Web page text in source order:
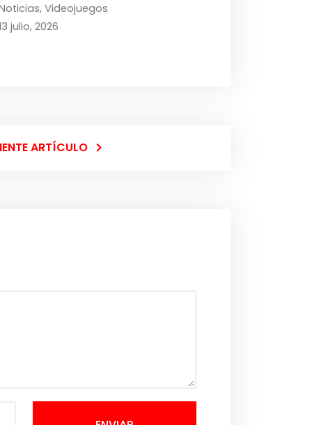
,Videojuegos
julio, 2026
ARTÍCULO